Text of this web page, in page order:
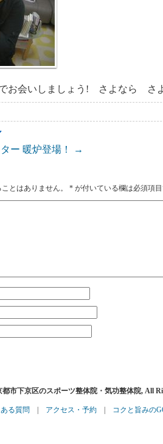
でお会いしましょう! さよなら さ
ー 暖炉登場！
→
とはありません。 * が付いている欄は必須項
市下京区のスポーツ整体院・気功整体院, All
る質問 アクセス・予約 コクと旨みの